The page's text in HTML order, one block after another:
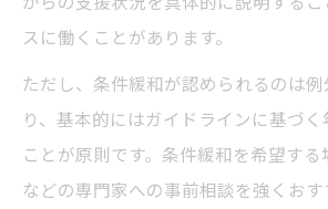
スに働くことがあります。
ただし、条件緩和が認められるのは
り、基本的にはガイドラインに基づ
ことが原則です。条件緩和を希望す
などの専門家への事前相談を強くおす